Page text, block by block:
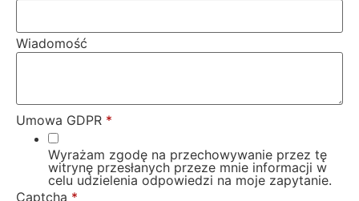
Wiadomość
Umowa GDPR *
Wyrażam zgodę na przechowywanie przez tę
witrynę przesłanych przeze mnie informacji w
celu udzielenia odpowiedzi na moje zapytanie.
Captcha *